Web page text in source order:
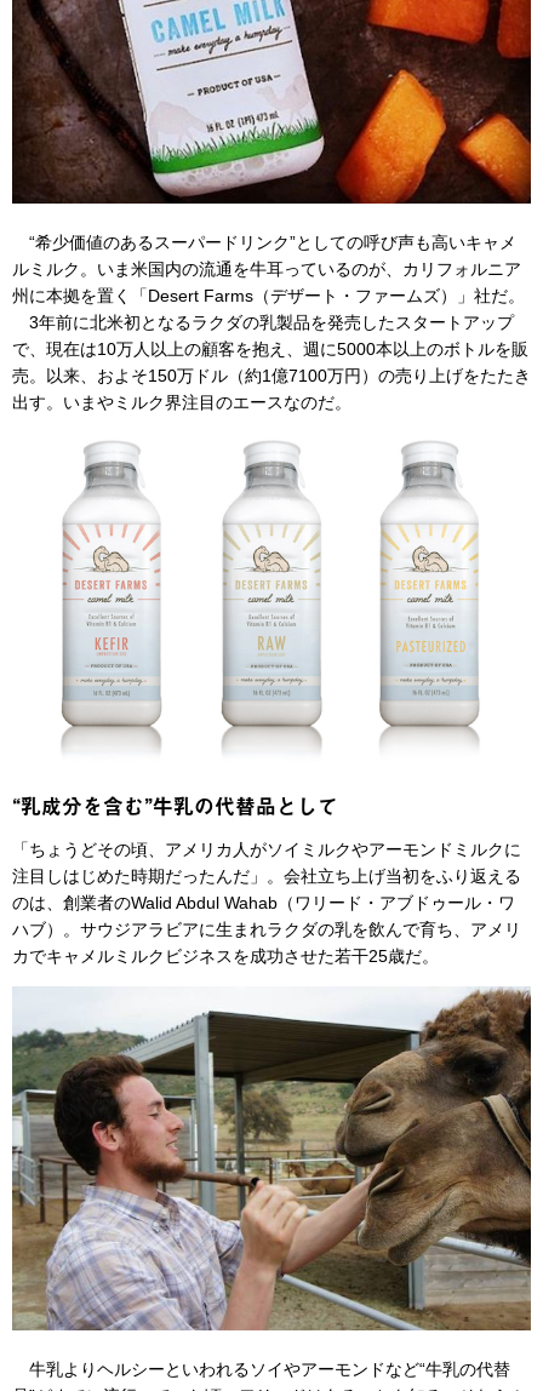
“希少価値のあるスーパードリンク”としての呼び声も高いキャメ
ルミルク。いま米国内の流通を牛耳っているのが、カリフォルニア
州に本拠を置く「Desert Farms（デザート・ファームズ）」社だ。
3年前に北米初となるラクダの乳製品を発売したスタートアップ
で、現在は10万人以上の顧客を抱え、週に5000本以上のボトルを販
売。以来、およそ150万ドル（約1億7100万円）の売り上げをたたき
出す。いまやミルク界注目のエースなのだ。
“乳成分を含む”牛乳の代替品として
「ちょうどその頃、アメリカ人がソイミルクやアーモンドミルクに
注目しはじめた時期だったんだ」。会社立ち上げ当初をふり返える
のは、創業者のWalid Abdul Wahab（ワリード・アブドゥール・ワ
ハブ）。サウジアラビアに生まれラクダの乳を飲んで育ち、アメリ
カでキャメルミルクビジネスを成功させた若干25歳だ。
牛乳よりヘルシーといわれるソイやアーモンドなど“牛乳の代替